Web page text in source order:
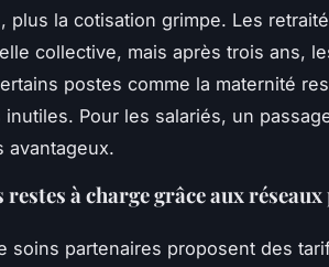
plus la cotisation grimpe. Les
collective, mais après trois ans,
postes comme la maternité
Pour les salariés, un
avantageux.
restes à charge grâce aux
soins partenaires proposent des